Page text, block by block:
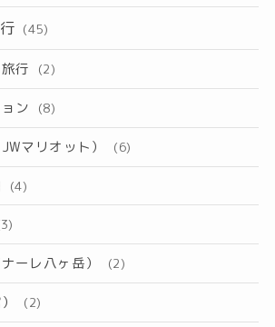
(45)
行 (2)
ン (8)
マリオット） (6)
(4)
ーレ八ヶ岳） (2)
(2)